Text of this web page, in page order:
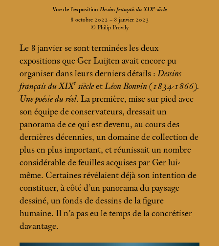
Vue de l’exposition Dessins français du XIXe siècle
8 octobre 2022 – 8 janvier 2023
© Philip Provily
Le 8 janvier se sont terminées les deux
expositions que Ger Luijten avait encore pu
organiser dans leurs derniers détails : Dessins
français du XIXesiècleet Léon Bonvin (1834-1866).
Une poésie du réel. La première, mise sur pied avec
son équipe de conservateurs, dressait un
panorama de ce qui est devenu, au cours des
dernières décennies, un domaine de collection de
plus en plus important, et réunissait un nombre
considérable de feuilles acquises par Ger lui-
même. Certaines révélaient déjà son intention de
constituer, à côté d’un panorama du paysage
dessiné, un fonds de dessins de la figure
humaine. Il n’a pas eu le temps de la concrétiser
davantage.